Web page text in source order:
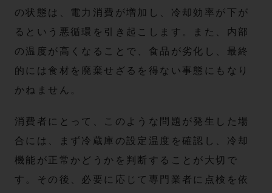
の状態は、電力消費が増加し、冷却効率が下が
るという悪循環を引き起こします。また、内部
の温度が高くなることで、食品が劣化し、最終
的には食材を廃棄せざるを得ない事態にもなり
かねません。
消費者にとって、このような問題が発生した場
合には、まず冷蔵庫の設定温度を確認し、冷却
機能が正常かどうかを判断することが大切で
す。その後、必要に応じて専門業者に点検を依